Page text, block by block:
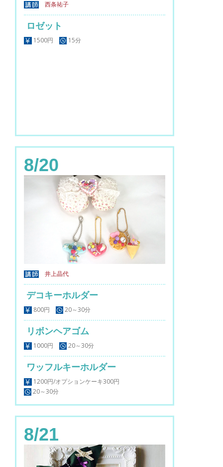
西条祐子
ロゼット
1500円 15分
8/20
井上晶代
デコキーホルダー
800円 20～30分
リボンヘアゴム
1000円 20～30分
ワッフルキーホルダー
1200円/オプションケーキ300円
20～30分
8/21